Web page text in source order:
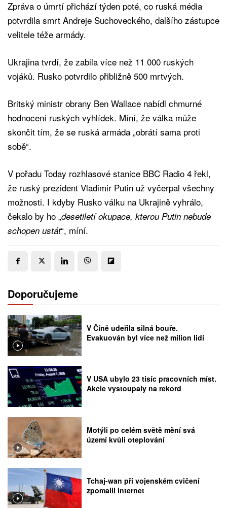
Zpráva o úmrtí přichází týden poté, co ruská média
potvrdila smrt Andreje Suchoveckého, dalšího zástupce
velitele téže armády.
Ukrajina tvrdí, že zabila více než 11 000 ruských
vojáků. Rusko potvrdilo přibližně 500 mrtvých.
Britský ministr obrany Ben Wallace nabídl chmurné
hodnocení ruských vyhlídek. Míní, že válka může
skončit tím, že se ruská armáda „obrátí sama proti
sobě“.
V pořadu Today rozhlasové stanice BBC Radio 4 řekl,
že ruský prezident Vladimir Putin už vyčerpal všechny
možnosti. I kdyby Rusko válku na Ukrajině vyhrálo,
čekalo by ho „desetiletí okupace, kterou Putin nebude
schopen ustát“, míní.
Doporučujeme
V Číně udeřila silná bouře.
Evakuován byl více než milion lidí
V USA ubylo 23 tisíc pracovních míst.
Akcie vystoupaly na rekord
Motýli po celém světě mění svá
území kvůli oteplování
Tchaj-wan při vojenském cvičení
zpomalil internet